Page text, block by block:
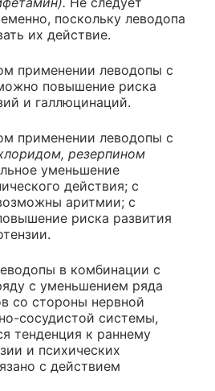
поскольку леводопа
их действие.
применении леводопы с
повышение риска
и галлюцинаций.
применении леводопы с
резерпином
уменьшение
действия; с
аритмии; с
риска развития
в комбинации с
с уменьшением ряда
со стороны нервной
сосудистой системы,
тенденция к раннему
и психических
с действием